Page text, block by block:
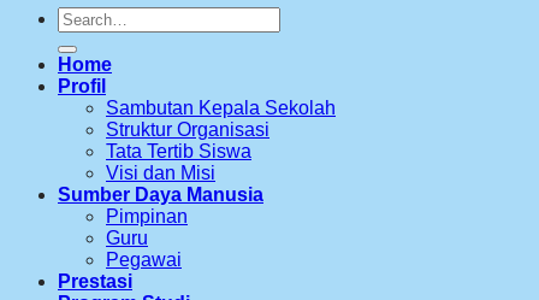
Search
for:
Home
Profil
Sambutan Kepala Sekolah
Struktur Organisasi
Tata Tertib Siswa
Visi dan Misi
Sumber Daya Manusia
Pimpinan
Guru
Pegawai
Prestasi